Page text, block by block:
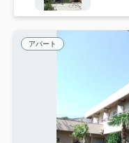
アパート